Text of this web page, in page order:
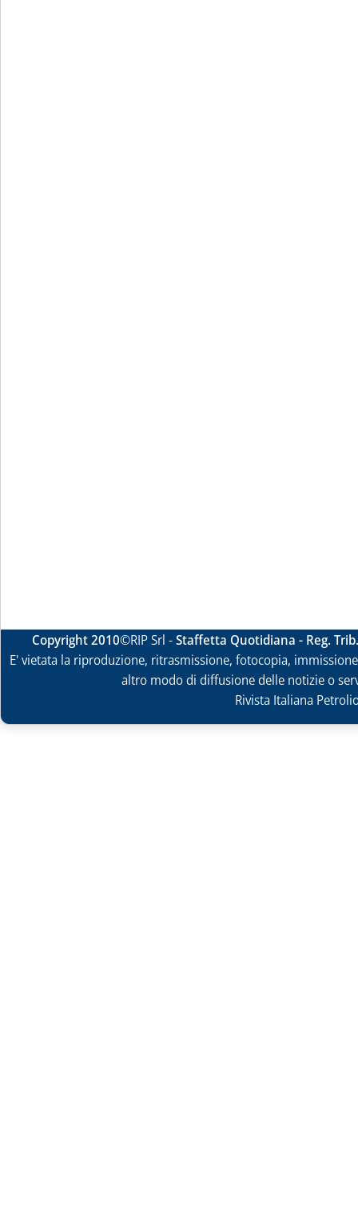
Copyright 2010©RIP Srl -Staffetta Quotidiana - Reg.
E' vietata la riproduzione, ritrasmissione, fotocopia,
altro modo di diffusione delle notizie o
Rivista Italiana